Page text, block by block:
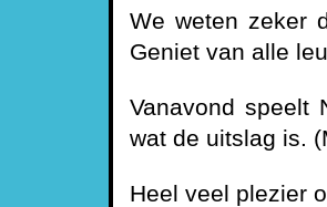
We weten zeker
Geniet van alle
Vanavond speelt
wat de uitslag is.
Heel veel plezier